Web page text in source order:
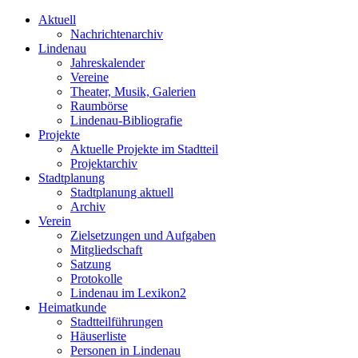
Aktuell
Nachrichtenarchiv
Lindenau
Jahreskalender
Vereine
Theater, Musik, Galerien
Raumbörse
Lindenau-Bibliografie
Projekte
Aktuelle Projekte im Stadtteil
Projektarchiv
Stadtplanung
Stadtplanung aktuell
Archiv
Verein
Zielsetzungen und Aufgaben
Mitgliedschaft
Satzung
Protokolle
Lindenau im Lexikon2
Heimatkunde
Stadtteilführungen
Häuserliste
Personen in Lindenau